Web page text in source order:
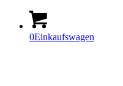
0Einkaufswagen